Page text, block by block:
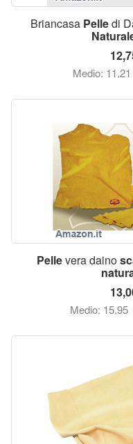
Briancasa Pelledi
Medio: 11,21
Pellevera daino
Medio: 15,95